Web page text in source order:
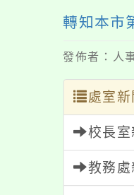
轉知本市
發佈者：人
處室新
校長室
教務處